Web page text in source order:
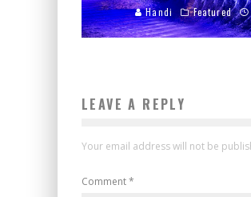
Handi Featured
LEAVE A REPLY
Your email address will not be
Comment*